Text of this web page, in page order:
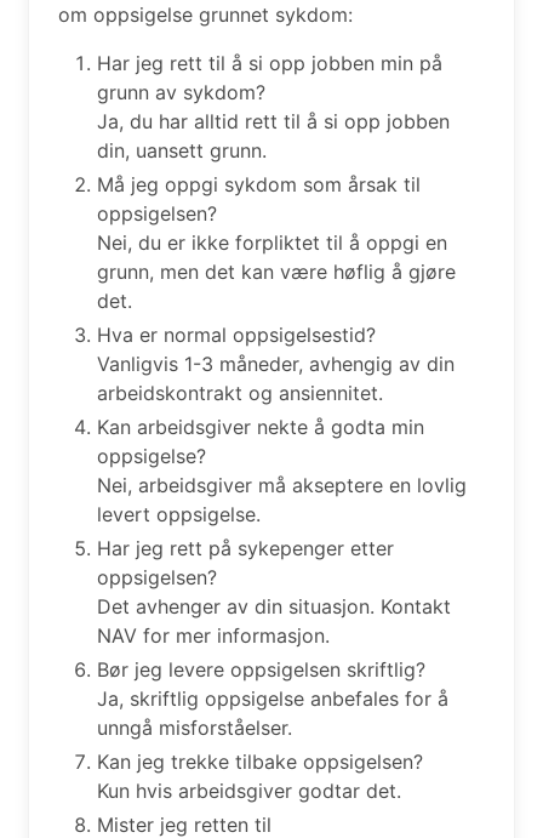
om oppsigelse grunnet sykdom:
Har jeg rett til å si opp jobben min på
grunn av sykdom?
Ja, du har alltid rett til å si opp jobben
din, uansett grunn.
Må jeg oppgi sykdom som årsak til
oppsigelsen?
Nei, du er ikke forpliktet til å oppgi en
grunn, men det kan være høflig å gjøre
det.
Hva er normal oppsigelsestid?
Vanligvis 1-3 måneder, avhengig av din
arbeidskontrakt og ansiennitet.
Kan arbeidsgiver nekte å godta min
oppsigelse?
Nei, arbeidsgiver må akseptere en lovlig
levert oppsigelse.
Har jeg rett på sykepenger etter
oppsigelsen?
Det avhenger av din situasjon. Kontakt
NAV for mer informasjon.
Bør jeg levere oppsigelsen skriftlig?
Ja, skriftlig oppsigelse anbefales for å
unngå misforståelser.
Kan jeg trekke tilbake oppsigelsen?
Kun hvis arbeidsgiver godtar det.
Mister jeg retten til